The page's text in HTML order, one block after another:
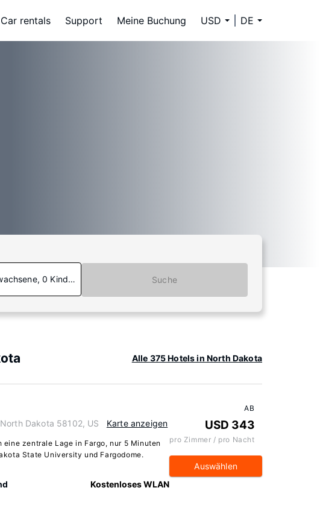
Car rentals Support Meine Buchung USD DE
0 Kinder Suche
Alle 375 Hotels in North Dakota
Dakota 58102, US Karte anzeigen
zentrale Lage in Fargo, nur 5 Minuten
State University und Fargodome.
Kostenloses WLAN
AB
USD 343
pro Zimmer / pro Nacht
Auswählen